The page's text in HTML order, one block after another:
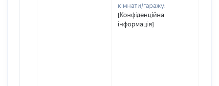
кімнати/гаражу:
[Конфіденційна
інформація]